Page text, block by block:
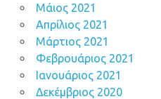
Μάιος 2021
Απρίλιος 2021
Μάρτιος 2021
Φεβρουάριος 2021
Ιανουάριος 2021
Δεκέμβριος 2020